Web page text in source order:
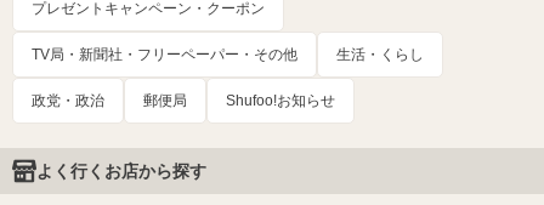
プレゼントキャンペーン・クーポン
TV局・新聞社・フリーペーパー・その他 生活・くらし
政党・政治 郵便局 Shufoo!お知らせ
よく行くお店から探す